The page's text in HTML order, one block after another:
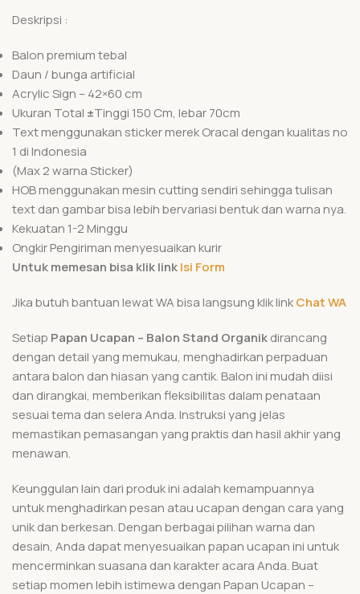
Deskripsi :
Balon premium tebal
Daun / bunga artificial
Acrylic Sign – 42×60 cm
Ukuran Total ±Tinggi 150 Cm, lebar 70cm
Text menggunakan sticker merek Oracal dengan kualitas no
1 di Indonesia
(Max 2 warna Sticker)
HOB menggunakan mesin cutting sendiri sehingga tulisan
text dan gambar bisa lebih bervariasi bentuk dan warna nya.
Kekuatan 1-2 Minggu
Ongkir Pengiriman menyesuaikan kurir
Untuk memesan bisa klik linkIsi Form
Jika butuh bantuan lewat WA bisa langsung klik linkChat WA
Setiap Papan Ucapan – Balon Stand Organikdirancang
dengan detail yang memukau, menghadirkan perpaduan
antara balon dan hiasan yang cantik. Balon ini mudah diisi
dan dirangkai, memberikan fleksibilitas dalam penataan
sesuai tema dan selera Anda. Instruksi yang jelas
memastikan pemasangan yang praktis dan hasil akhir yang
menawan.
Keunggulan lain dari produk ini adalah kemampuannya
untuk menghadirkan pesan atau ucapan dengan cara yang
unik dan berkesan. Dengan berbagai pilihan warna dan
desain, Anda dapat menyesuaikan papan ucapan ini untuk
mencerminkan suasana dan karakter acara Anda. Buat
setiap momen lebih istimewa dengan Papan Ucapan –